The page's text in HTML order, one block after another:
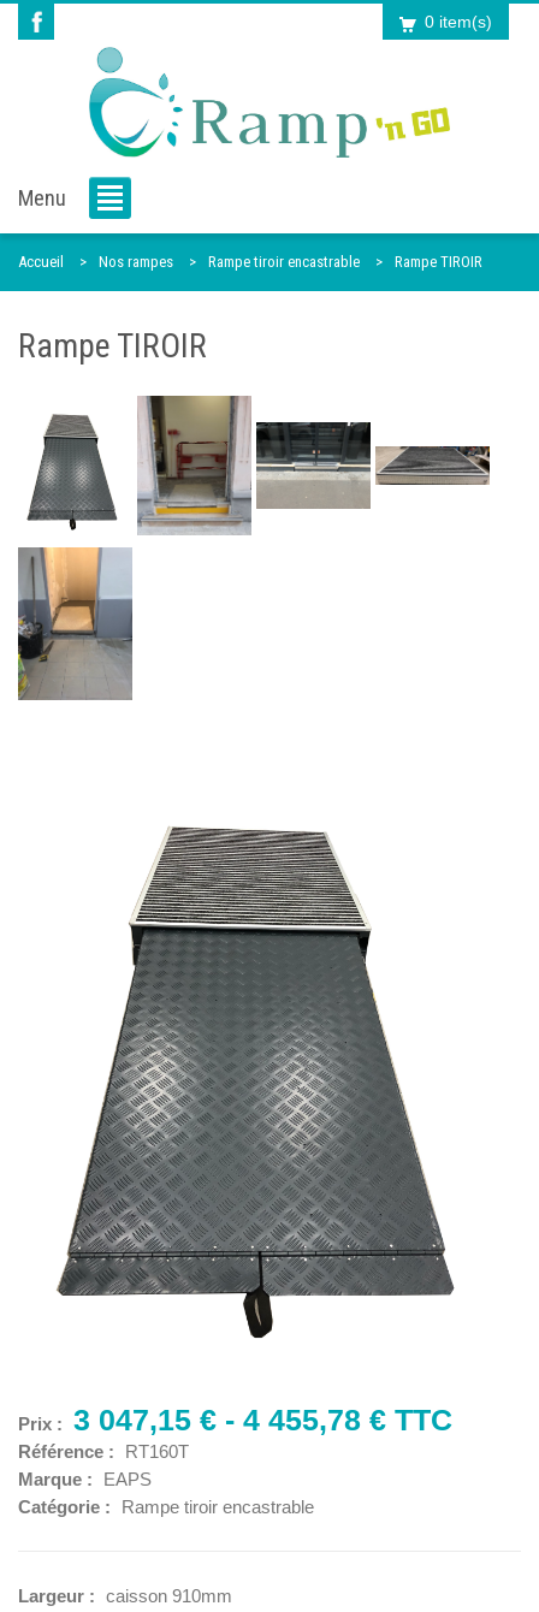
0 item(s)
Menu
Accueil Nos rampes Rampe tiroir encastrable Rampe TIROIR
Rampe TIROIR
Prix : 3 047,15 € - 4 455,78 € TTC
Référence :
RT160T
Marque :
EAPS
Catégorie :
Rampe tiroir encastrable
Largeur : caisson 910mm